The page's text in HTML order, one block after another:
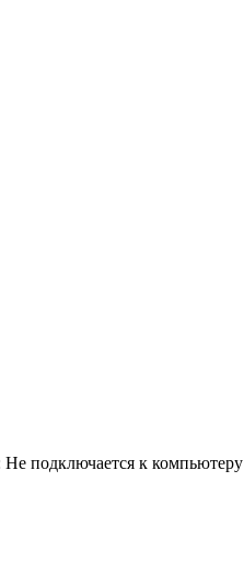
Не подключается к компьютеру